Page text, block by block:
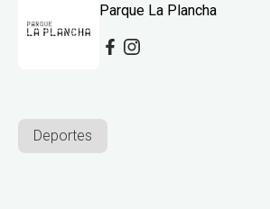
Parque La Plancha
Deportes